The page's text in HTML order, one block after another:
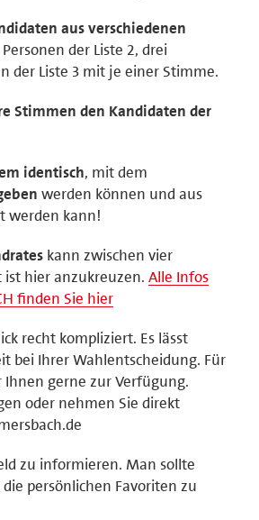
aus verschiedenen
der Liste 2, drei
der Liste 3 mit je einer Stimme.
Stimmen den Kandidaten der
identisch, mit dem
werden können und aus
werden kann!
kann zwischen vier
hier anzukreuzen. Alle Infos
finden Sie hier
recht kompliziert. Es lässt
bei Ihrer Wahlentscheidung. Für
gerne zur Verfügung.
oder nehmen Sie direkt
zu informieren. Man sollte
persönlichen Favoriten zu